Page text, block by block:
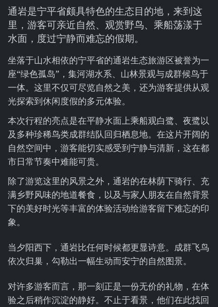
通岩是宁平省颇具特色的生态目的地，来到这
里，游客可亲近自然、观赏野鸟、乘船荡漾于
水面，度过宁静而难忘的假期。
坐落于山水相依的宁平省的通岩生态旅游区被誉为一
座“绿色孤岛”，集河湖水系、山林景观与成群候鸟于
一体。这里不仅可尽览自然之美，还为游客提供从观
光探索到休闲度假的多元体验。
本次行程的亮点是在平静水面上乘船观白鹭、夜鹭以
及多种珍稀鸟类成群结队回归栖息地。在这片开阔的
自然空间中，游客能切实感受到宁静与清新，这在都
市日常节奏中难能可贵。
除了游览这里的风景之外，通岩的在林荫下骑行、充
满乡野风味的地道餐食，以及与家人朋友在自然背景
下的美好时光等丰富的体验活动给游客留下难忘的印
象。
当夕阳西下，通岩比任何时候都更显诗意。成群飞鸟
依次归巢，勾勒出一幅生动而安宁的自然图景。
对许多游客而言，那一刻正是一份无价的礼物，在体
验之后稍作沉淀的静好。不止于看景，他们在此找回